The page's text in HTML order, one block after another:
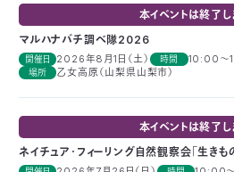
支
え
る
護
協
会
察
指
導
の
方
法
業
連
携
更
情
本イベントは終了し
マルハナバチ調べ隊2026
開催日 2026年8月1日（土） 時間 10:00～
場所 乙女高原（山梨県山梨市）
本イベントは終了し
ネイチュア･フィーリング自然観察会「生きも